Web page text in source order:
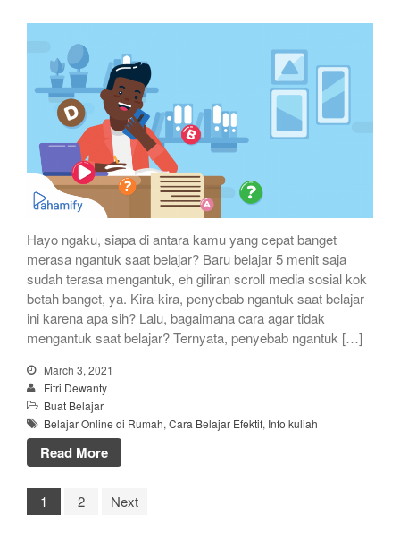
Hayo ngaku, siapa di antara kamu yang cepat banget
merasa ngantuk saat belajar? Baru belajar 5 menit saja
sudah terasa mengantuk, eh giliran scroll media sosial kok
betah banget, ya. Kira-kira, penyebab ngantuk saat belajar
ini karena apa sih? Lalu, bagaimana cara agar tidak
mengantuk saat belajar? Ternyata, penyebab ngantuk […]
March 3, 2021
Fitri Dewanty
Buat Belajar
Belajar Online di Rumah, Cara Belajar Efektif, Info kuliah
Read More
1 2 Next